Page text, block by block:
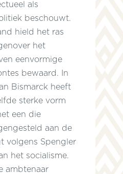
als
beschouwt.
hield het ras
het
eenvormige
bewaard. In
Bismarck heeft
sterke vorm
een die
aan de
volgens Spengler
het socialisme.
ambtenaar